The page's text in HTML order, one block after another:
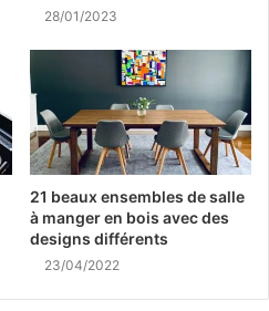
28/01/2023
21 beaux ensembles de salle
à manger en bois avec des
designs différents
23/04/2022